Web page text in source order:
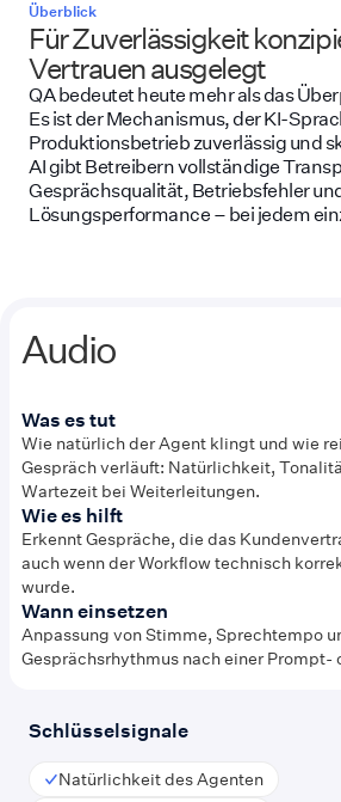
Überblick
Für Zuverlässigkeit
Vertrauen ausgelegt
QA bedeutet heute mehr als das
Es ist der Mechanismus, der KI-
Produktionsbetrieb zuverlässig und
AI gibt Betreibern vollständige
Gesprächsqualität, Betriebsfehler
Lösungsperformance – bei jedem
Audio
Was es tut
Wie natürlich der Agent klingt und wie
Gespräch verläuft: Natürlichkeit,
Wartezeit bei Weiterleitungen.
Wie es hilft
Erkennt Gespräche, die das
auch wenn der Workflow technisch
wurde.
Wann einsetzen
Anpassung von Stimme, Sprechtempo
Gesprächsrhythmus nach einer Prompt-
Schlüsselsignale
Natürlichkeit des Agenten